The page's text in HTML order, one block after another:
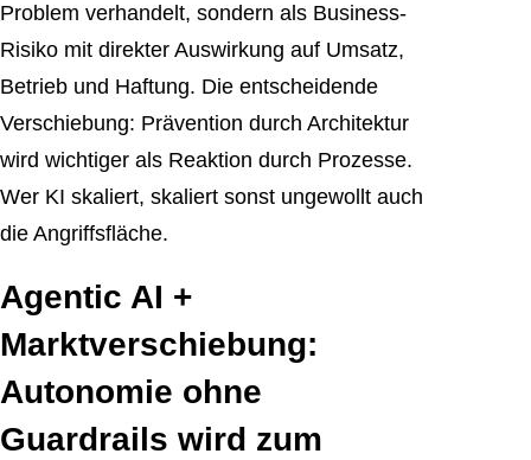
Problem verhandelt, sondern als Business-
Risiko mit direkter Auswirkung auf Umsatz,
Betrieb und Haftung. Die entscheidende
Verschiebung: Prävention durch Architektur
wird wichtiger als Reaktion durch Prozesse.
Wer KI skaliert, skaliert sonst ungewollt auch
die Angriffsfläche.
Agentic AI +
Marktverschiebung:
Autonomie ohne
Guardrails wird zum